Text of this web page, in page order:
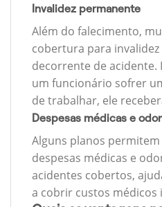
Invalidez permanente
Além do falecimento,
cobertura para
decorrente de acidente.
um funcionário sofrer
de trabalhar, ele
Despesas médicas e
Alguns planos
despesas médicas e
acidentes cobertos,
a cobrir custos médicos